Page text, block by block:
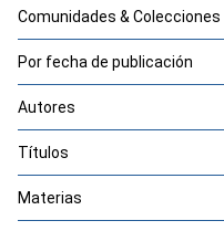
Comunidades & Colecciones
Por fecha de publicación
Autores
Títulos
Materias